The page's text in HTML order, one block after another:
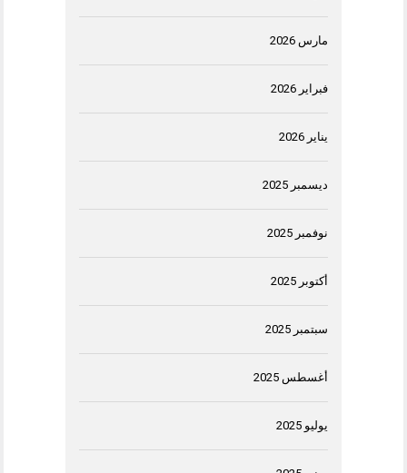
مارس 2026
فبراير 2026
يناير 2026
ديسمبر 2025
نوفمبر 2025
أكتوبر 2025
سبتمبر 2025
أغسطس 2025
يوليو 2025